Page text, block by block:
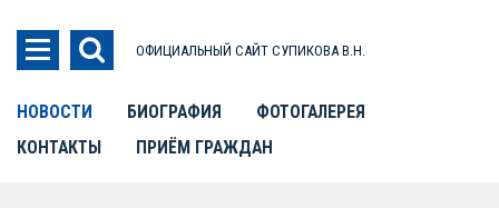
ОФИЦИАЛЬНЫЙ САЙТ СУПИКОВА В.Н.
НОВОСТИ БИОГРАФИЯ
ФОТОГАЛЕРЕЯ
КОНТАКТЫ
ПРИЁМ ГРАЖДАН